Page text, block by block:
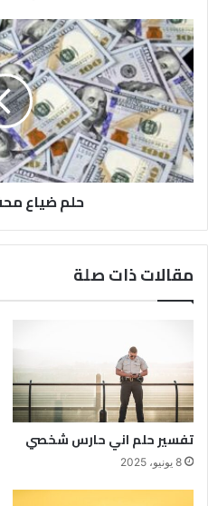
حلم ضياع
مقالات ذات صلة
تفسير حلم اني حارس شخصي
8 يونيو، 2025